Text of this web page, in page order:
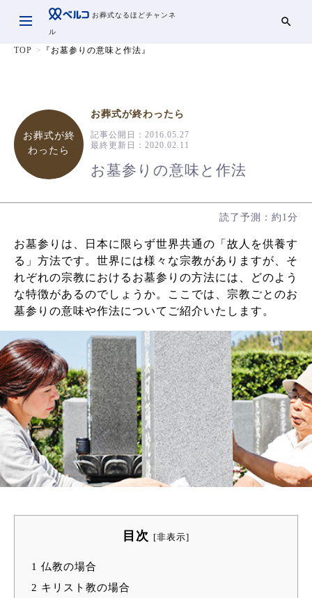
お葬式なるほどチャンネ
ル
TOP 『お墓参りの意味と作法』
お葬式が終
わったら
お葬式が終わったら
記事公開日： 2016.05.27
最終更新日： 2020.02.11
お墓参りの意味と作法
読了予測：約1分
お墓参りは、日本に限らず世界共通の「故人を供養す
る」方法です。世界には様々な宗教がありますが、そ
れぞれの宗教におけるお墓参りの方法には、どのよう
な特徴があるのでしょうか。ここでは、宗教ごとのお
墓参りの意味や作法についてご紹介いたします。
目次 [非表示]
1 仏教の場合
2 キリスト教の場合